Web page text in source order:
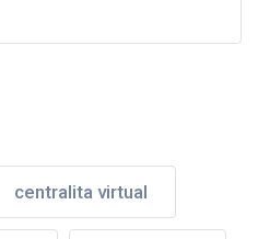
centralita virtual